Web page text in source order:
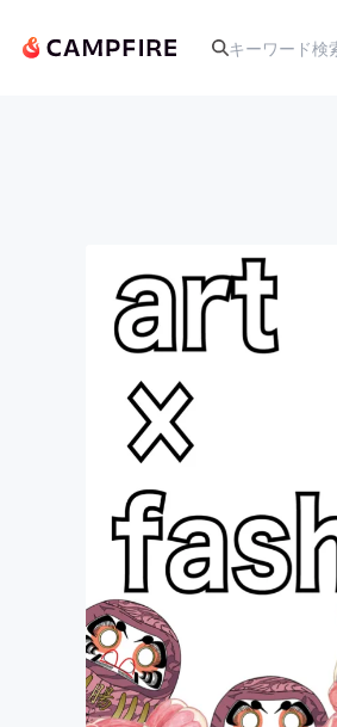
アート・写真
テクノロジ
ビジネス・起
まちづくり